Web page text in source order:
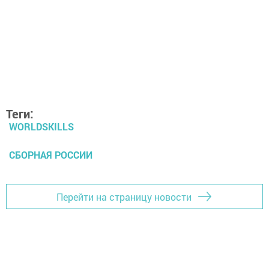
Теги:
WORLDSKILLS
СБОРНАЯ РОССИИ
Перейти на страницу новости